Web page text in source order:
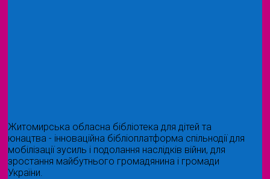
Житомирська обласна бібліотека для дітей та
юнацтва - інноваційна бібліоплатформа спільнодії для
мобілізації зусиль і подолання наслідків війни, для
зростання майбутнього громадянина і громади
України.